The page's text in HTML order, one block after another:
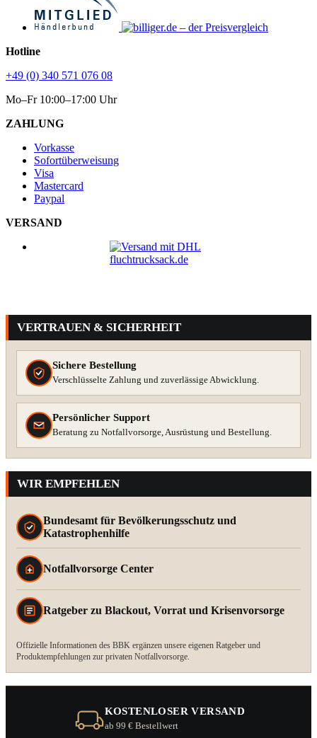
Hotline
+49 (0) 340 571 076 08
Mo–Fr 10:00–17:00 Uhr
ZAHLUNG
Vorkasse
Sofortüberweisung
Visa
Mastercard
Paypal
VERSAND
VERTRAUEN & SICHERHEIT
Sichere Bestellung
Verschlüsselte Zahlung und zuverlässige Abwicklung.
Persönlicher Support
Beratung zu Notfallvorsorge, Ausrüstung und Bestellung.
WIR EMPFEHLEN
Bundesamt für Bevölkerungsschutz und
Katastrophenhilfe
Notfallvorsorge Center
Ratgeber zu Blackout, Vorrat und Krisenvorsorge
Offizielle Informationen des BBK ergänzen unsere eigenen Ratgeber und
Produktempfehlungen zur privaten Notfallvorsorge.
KOSTENLOSER VERSAND
ab 99 € Bestellwert